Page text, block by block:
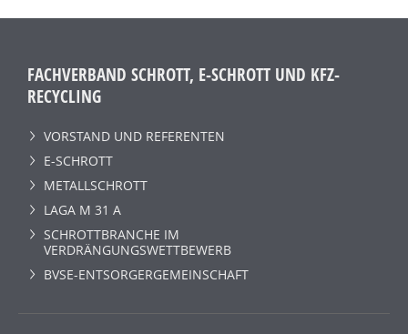
FACHVERBAND SCHROTT, E-SCHROTT UND KFZ-
RECYCLING
VORSTAND UND REFERENTEN
E-SCHROTT
METALLSCHROTT
LAGA M 31 A
SCHROTTBRANCHE IM
VERDRÄNGUNGSWETTBEWERB
BVSE-ENTSORGERGEMEINSCHAFT